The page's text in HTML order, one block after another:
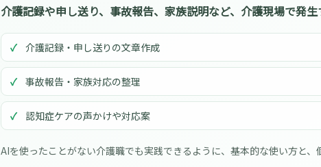
介護記録や申し送り、事故報告、家族説明など、介護現場で発
介護記録・申し送りの文章作成
事故報告・家族対応の整理
認知症ケアの声かけや対応案
AIを使ったことがない介護職でも実践できるように、基本的な使い方と